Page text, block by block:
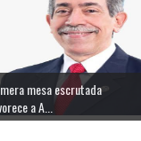
mesa escrutada
a A...